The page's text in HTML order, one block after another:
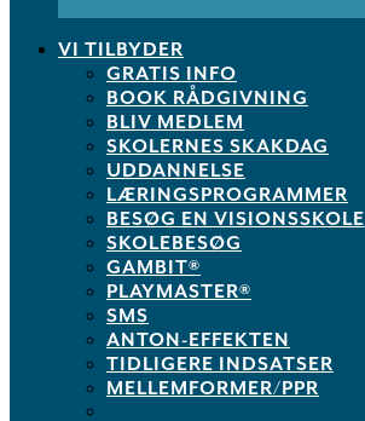
VI TILBYDER
GRATIS INFO
BOOK RÅDGIVNING
BLIV MEDLEM
SKOLERNES SKAKDAG
UDDANNELSE
LÆRINGSPROGRAMMER
BESØG EN VISIONSSKOLE
SKOLEBESØG
GAMBIT®
PLAYMASTER®
SMS
ANTON-EFFEKTEN
TIDLIGERE INDSATSER
MELLEMFORMER/PPR